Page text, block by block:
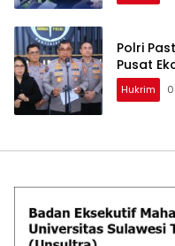
Polri
Pusat
Hukrim